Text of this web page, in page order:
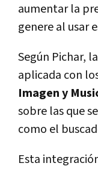
aumentar la
genere al usar
Según Pichar,
aplicada con
Imagen y
sobre las que
como el
Esta